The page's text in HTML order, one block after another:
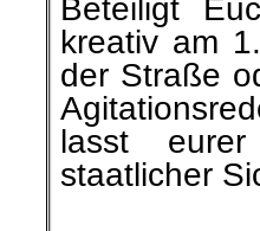
Beteiligt
kreativ am
der Straße
lasst
staatlicher